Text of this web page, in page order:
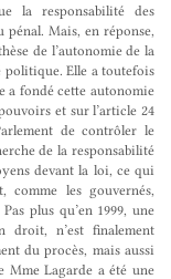
la responsabilité des
Mais, en réponse,
de l’autonomie de la
politique. Elle a toutefois
a fondé cette autonomie
et sur l’article 24
de contrôler le
de la responsabilité
devant la loi, ce qui
comme les gouvernés,
plus qu’en 1999, une
droit, n’est finalement
du procès, mais aussi
Mme Lagarde a été une